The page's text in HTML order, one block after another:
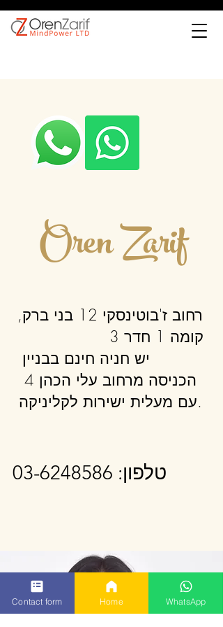
Oren Zarif
רחוב ז'בוטינסקי 12 בני ברק,
יש חניה חינם בבניין
הכניסה מרחוב עלי הכהן 4
עם מעלית ישירות לקליניקה.
טלפון: 03-6248586
Contact form Home WhatsApp